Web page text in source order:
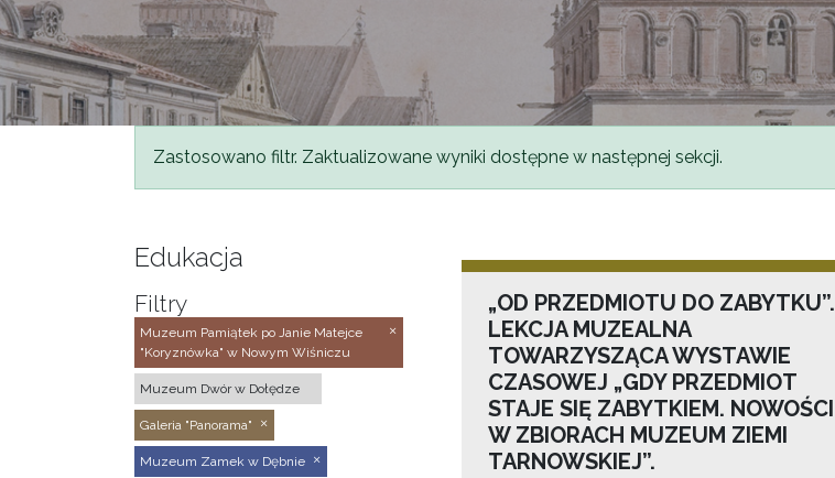
Komunikat
Zastosowano filtr. Zaktualizowane wyniki dostępne w następnej sekcji.
Edukacja
Filtry
Muzeum Pamiątek po Janie Matejce
"Koryznówka" w Nowym Wiśniczu
Muzeum Dwór w Dołędze
Galeria "Panorama"
Muzeum Zamek w Dębnie
„OD PRZEDMIOTU DO ZABYTKU”.
LEKCJA MUZEALNA
TOWARZYSZĄCA WYSTAWIE
CZASOWEJ „GDY PRZEDMIOT
STAJE SIĘ ZABYTKIEM. NOWOŚCI
W ZBIORACH MUZEUM ZIEMI
TARNOWSKIEJ”.